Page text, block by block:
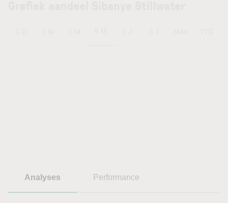
Analyses Performance